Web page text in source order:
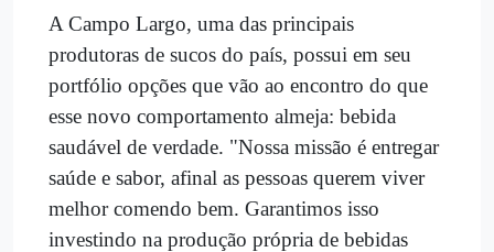
A Campo Largo, uma das principais
produtoras de sucos do país, possui em seu
portfólio opções que vão ao encontro do que
esse novo comportamento almeja: bebida
saudável de verdade. "Nossa missão é entregar
saúde e sabor, afinal as pessoas querem viver
melhor comendo bem. Garantimos isso
investindo na produção própria de bebidas